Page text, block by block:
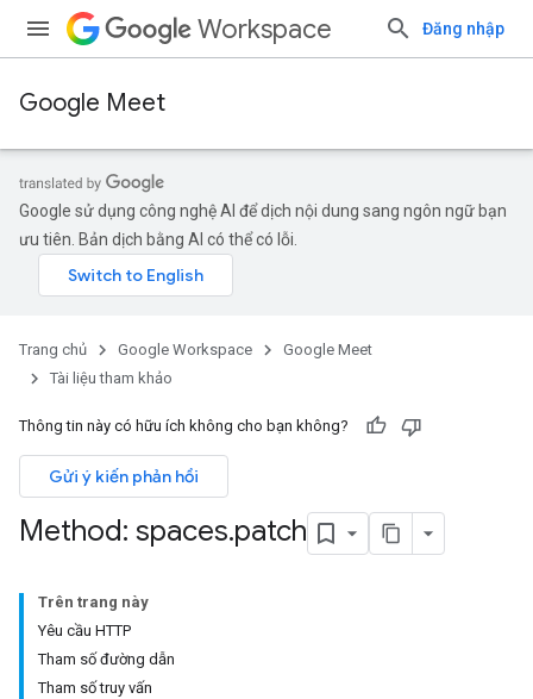
Workspace Đăng nhập
Google Meet
Google sử dụng công nghệ AI để dịch nội dung sang ngôn ngữ bạn
ưu tiên. Bản dịch bằng AI có thể có lỗi.
Trang chủ Google Workspace
Google Meet
Tài liệu tham khảo
Thông tin này có hữu ích không cho bạn không?
Gửi ý kiến phản hồi
Method: spaces.patch
Trên trang này
Yêu cầu HTTP
Tham số đường dẫn
Tham số truy vấn